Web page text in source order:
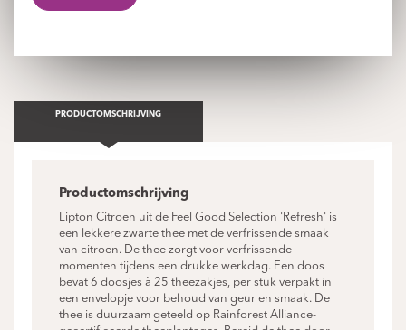
PRODUCTOMSCHRIJVING
Productomschrijving
Lipton Citroen uit de Feel Good Selection 'Refresh' is
een lekkere zwarte thee met de verfrissende smaak
van citroen. De thee zorgt voor verfrissende
momenten tijdens een drukke werkdag. Een doos
bevat 6 doosjes à 25 theezakjes, per stuk verpakt in
een envelopje voor behoud van geur en smaak. De
thee is duurzaam geteeld op Rainforest Alliance-